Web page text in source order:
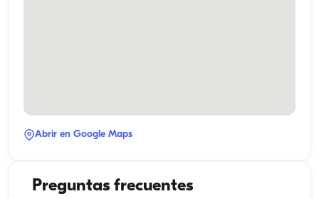
Abrir en Google Maps
Preguntas frecuentes